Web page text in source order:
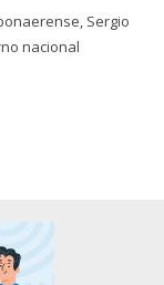
Sergio
nacional